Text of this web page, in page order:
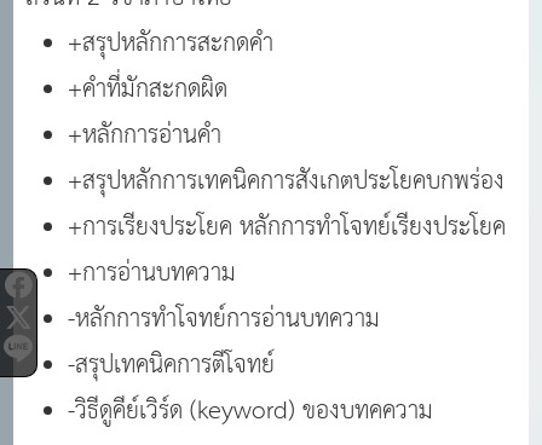
+สรุปหลักการสะกดคำ
+คำที่มักสะกดผิด
+หลักการอ่านคำ
+สรุปหลักการเทคนิคการสังเกตประโยคบกพร่อง
+การเรียงประโยค หลักการทำโจทย์เรียงประโยค
+การอ่านบทความ
-หลักการทำโจทย์การอ่านบทความ
-สรุปเทคนิคการตีโจทย์
-วิธีดูคีย์เวิร์ด (keyword) ของบทคความ